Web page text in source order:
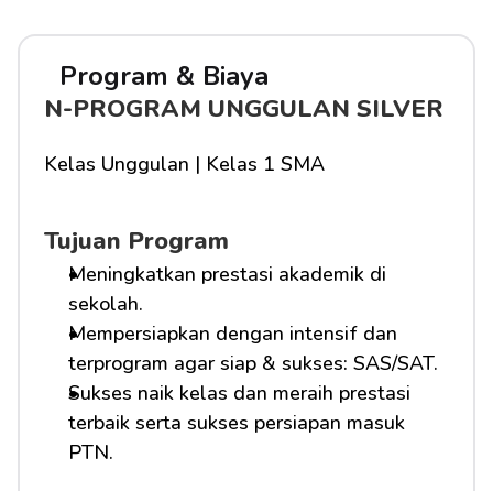
Program & Biaya
N-PROGRAM UNGGULAN SILVER
Kelas Unggulan | Kelas 1 SMA
Tujuan Program
Meningkatkan prestasi akademik di
sekolah.
Mempersiapkan dengan intensif dan
terprogram agar siap & sukses: SAS/SAT.
Sukses naik kelas dan meraih prestasi
terbaik serta sukses persiapan masuk
PTN.